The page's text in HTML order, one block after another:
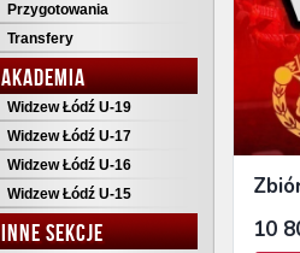
Przygotowania
Transfery
AKADEMIA
Widzew Łódź U-19
Widzew Łódź U-17
Widzew Łódź U-16
Widzew Łódź U-15
INNE SEKCJE